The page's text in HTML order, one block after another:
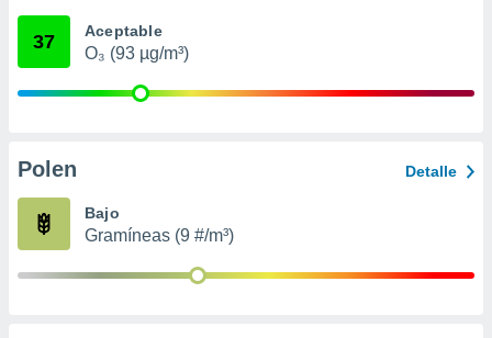
mediante
publicidad
de
37 Aceptable
O₃ (93 µg/m³)
Polen Detalle
Bajo
Gramíneas (9 #/m³)